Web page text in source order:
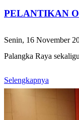
PELANTIKAN
Senin, 16 November
Palangka Raya
Selengkapnya